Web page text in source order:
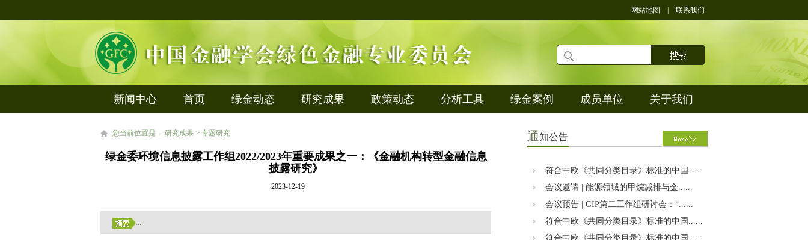
网站地图 联系我们
新闻中心 首页 绿金动态 研究成果 政策动态 分析工具 绿金案例 成员单位 关于我们
您当前位置是： 研究成果 > 专题研究
绿金委环境信息披露工作组2022/2023年重要成果之一：《金融机构转型金融信息
披露研究》
2023-12-19
....
通知公告
符合中欧《共同分类目录》标准的中国......
会议邀请 | 能源领域的甲烷减排与金......
会议预告 | GIP第二工作组研讨会：“......
符合中欧《共同分类目录》标准的中国......
符合中欧《共同分类目录》标准的中国......